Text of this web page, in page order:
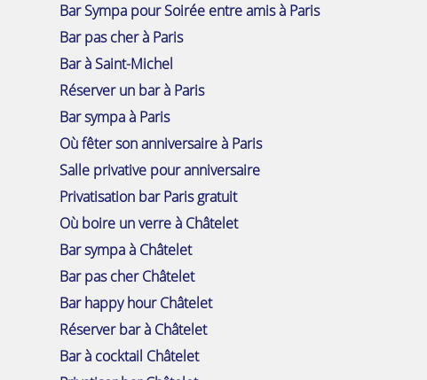
Bar Sympa pour Soirée entre amis à Paris
Bar pas cher à Paris
Bar à Saint-Michel
Réserver un bar à Paris
Bar sympa à Paris
Où fêter son anniversaire à Paris
Salle privative pour anniversaire
Privatisation bar Paris gratuit
Où boire un verre à Châtelet
Bar sympa à Châtelet
Bar pas cher Châtelet
Bar happy hour Châtelet
Réserver bar à Châtelet
Bar à cocktail Châtelet